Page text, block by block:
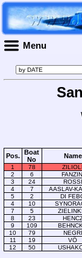
Menu
Pos.
Boat
No
Name
1 78 ZILIOLI
2
6
3
24 ROSSI
4
7 AASLAV-
5
2 DI
4
10
7
5
8
23
9
109
10
79 NEGRI
11
19 VÖ
12
50